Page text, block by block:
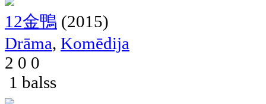
12金鴨 (2015)
Drāma, Komēdija
2 0 0
1 balss